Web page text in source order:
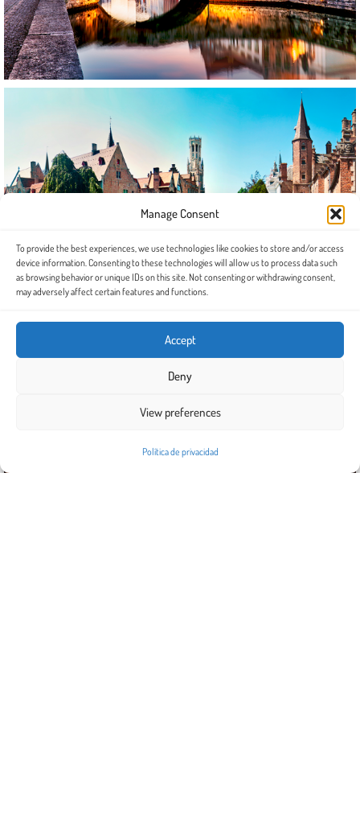
Manage Consent
To provide the best experiences, we use technologies like cookies to store and/or access
device information. Consenting to these technologies will allow us to process data such
as browsing behavior or unique IDs on this site. Not consenting or withdrawing consent,
may adversely affect certain features and functions.
Accept
Deny
View preferences
Política de privacidad